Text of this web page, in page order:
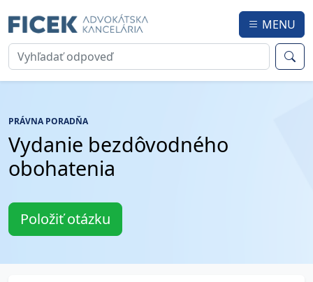
MENU
PRÁVNA PORADŇA
Vydanie bezdôvodného
obohatenia
Položiť otázku